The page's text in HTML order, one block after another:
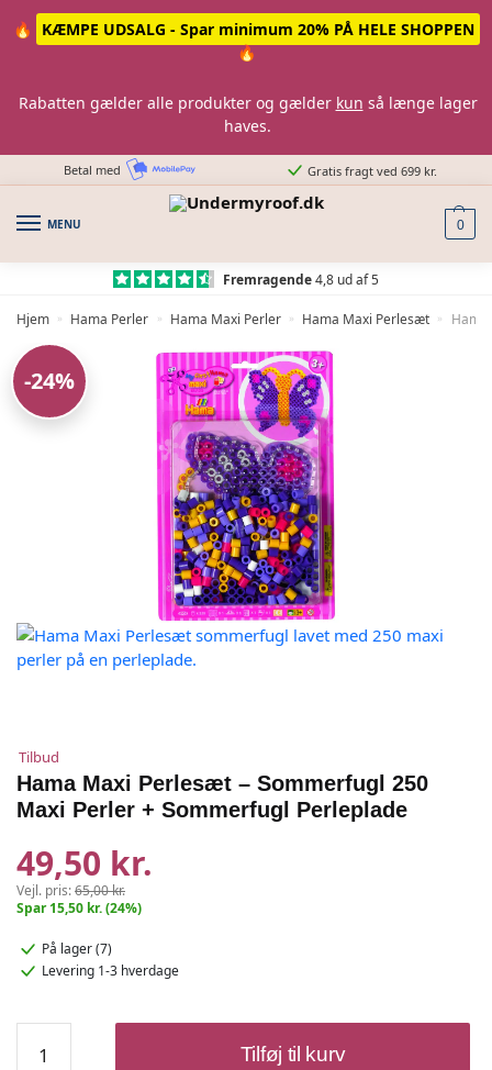
🔥
KÆMPE UDSALG - Spar minimum 20% PÅ HELE SHOPPEN
🔥
Rabatten gælder alle produkter og gælder kun så længe lager
haves.
Betal med Gratis fragt ved 699 kr.
MENU 0
Fremragende4,8 ud af 5
Hjem » Hama Perler » Hama Maxi Perler » Hama Maxi Perlesæt »
-24%
Tilbud
Hama Maxi Perlesæt – Sommerfugl 250
Maxi Perler + Sommerfugl Perleplade
49,50 kr.
Vejl. pris:65,00 kr.
Spar 15,50 kr. (24%)
På lager (7)
Levering 1-3 hverdage
Maxi
Tilføj til kurv